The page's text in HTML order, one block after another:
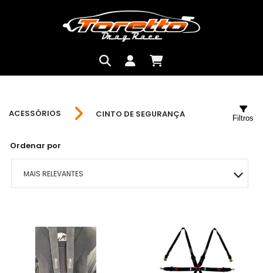
ACESSÓRIOS CINTO DE SEGURANÇA
Ordenar por
MAIS RELEVANTES
MENOR PREÇO
MAIOR PREÇO
Filtros